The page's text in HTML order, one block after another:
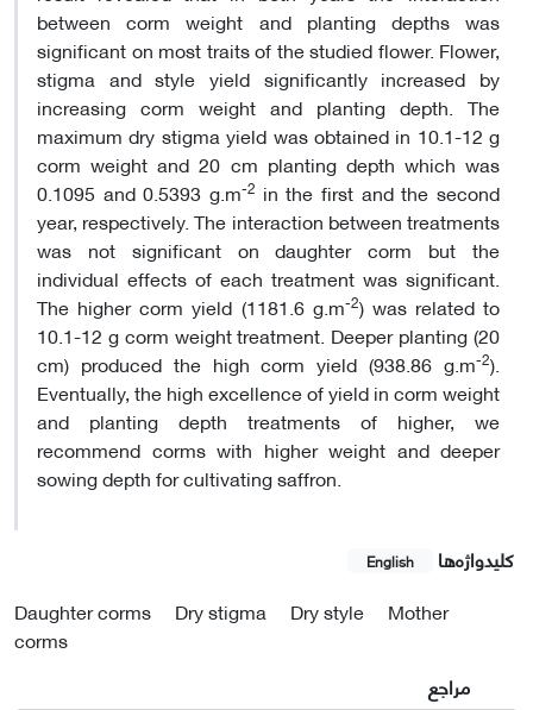
between corm weight and planting depths was
significant on most traits of the studied flower. Flower,
stigma and style yield significantly increased by
increasing corm weight and planting depth. The
maximum dry stigma yield was obtained in 10.1-12 g
corm weight and 20 cm planting depth which was
0.1095 and 0.5393 g.m-2 in the first and the second
year, respectively. The interaction between treatments
was not significant on daughter corm but the
individual effects of each treatment was significant.
The higher corm yield (1181.6 g.m-2) was related to
10.1-12 g corm weight treatment. Deeper planting (20
cm) produced the high corm yield (938.86 g.m-2).
Eventually, the high excellence of yield in corm weight
and planting depth treatments of higher, we
recommend corms with higher weight and deeper
sowing depth for cultivating saffron.
کلیدواژه‌ها English
Daughter corms Dry stigma Dry style
Mother
corms
مراجع